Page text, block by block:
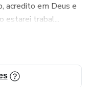
gratuitas
acredito em Deus e
trabal...